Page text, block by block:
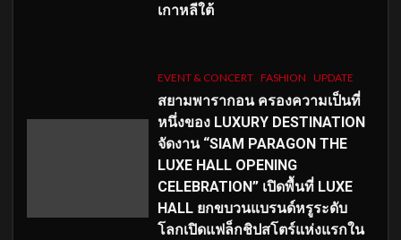
เกาหลีใต้
EVENT & CONCERT FASHION UPDATE
สยามพารากอน ครองความเป็นที่
หนึ่งของ LUXURY DESTINATION
จัดงาน “SIAM PARAGON THE
LUXE HALL OPENING
CELEBRATION” เปิดพื้นที่ LUXE
HALL ยกขบวนแบรนด์หรูระดับ
โลกเปิดแฟล็กชิปสโตร์แห่งแรกใน